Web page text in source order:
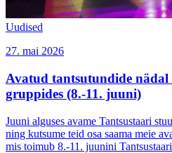
Uudised
27. mai 2026
Avatud tantsutundide nädal
gruppides (8.-11. juuni)
Juuni alguses avame Tantsustaari
ning kutsume teid osa saama meie
mis toimub 8.-11. juunini